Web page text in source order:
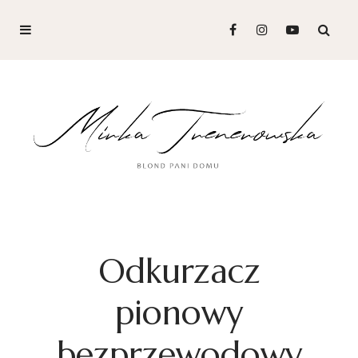
Odkurzacz
pionowy